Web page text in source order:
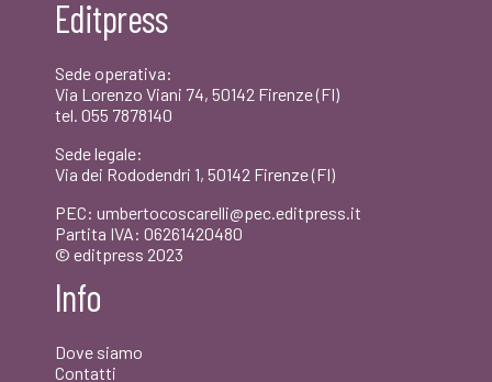
€20,00.
Editpress
Sede operativa:
Via Lorenzo Viani 74, 50142 Firenze (FI)
tel. 055 7878140
Sede legale:
Via dei Rododendri 1, 50142 Firenze (FI)
PEC: umbertocoscarelli@pec.editpress.it
Partita IVA: 06261420480
© editpress 2023
Info
Dove siamo
Contatti